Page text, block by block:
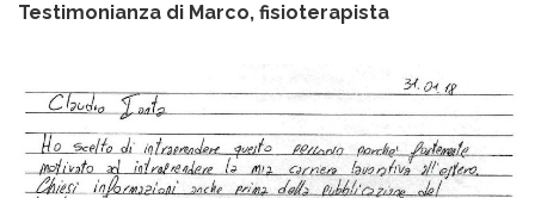
Testimonianza di Marco, fisioterapista